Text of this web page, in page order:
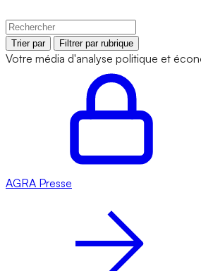
Trier par Filtrer par rubrique
Votre média d'analyse politique et
AGRA Presse